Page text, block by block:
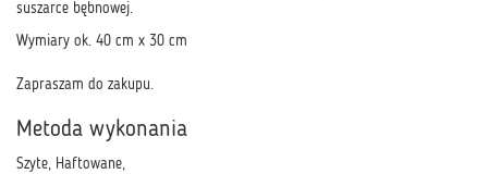
suszarce bębnowej.
Wymiary ok. 40 cm x 30 cm
Zapraszam do zakupu.
Metoda wykonania
Szyte, Haftowane,